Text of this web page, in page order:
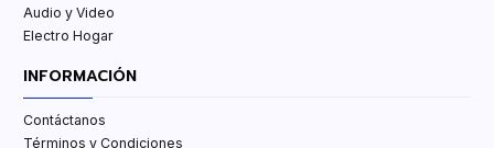
Audio y Video
Electro Hogar
INFORMACIÓN
Contáctanos
Términos y Condiciones